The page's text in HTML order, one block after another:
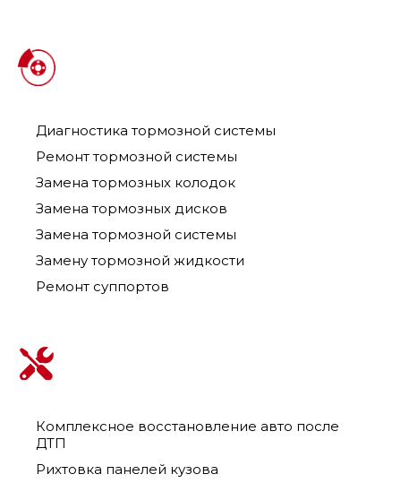
Диагностика тормозной системы
Ремонт тормозной системы
Замена тормозных колодок
Замена тормозных дисков
Замена тормозной системы
Замену тормозной жидкости
Ремонт суппортов
Комплексное восстановление авто после
ДТП
Рихтовка панелей кузова